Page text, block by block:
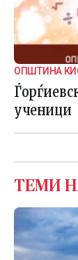
ОПШТИНА
ученици
ТЕМИ